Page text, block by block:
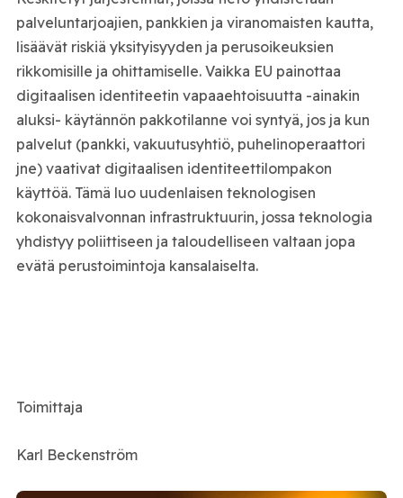
palveluntarjoajien, pankkien ja viranomaisten kautta,
lisäävät riskiä yksityisyyden ja perusoikeuksien
rikkomisille ja ohittamiselle. Vaikka EU painottaa
digitaalisen identiteetin vapaaehtoisuutta -ainakin
aluksi- käytännön pakkotilanne voi syntyä, jos ja kun
palvelut (pankki, vakuutusyhtiö, puhelinoperaattori
jne) vaativat digitaalisen identiteettilompakon
käyttöä. Tämä luo uudenlaisen teknologisen
kokonaisvalvonnan infrastruktuurin, jossa teknologia
yhdistyy poliittiseen ja taloudelliseen valtaan jopa
evätä perustoimintoja kansalaiselta.
Toimittaja
Karl Beckenström